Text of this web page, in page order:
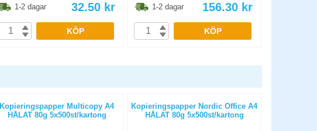
1-2 dagar 32.50 kr
KÖP
1-2 dagar 156.30 kr
KÖP
Kopieringspapper Multicopy A4
HÅLAT 80g 5x500st/kartong
Kopieringspapper Nordic Office A4
HÅLAT 80g 5x500st/kartong